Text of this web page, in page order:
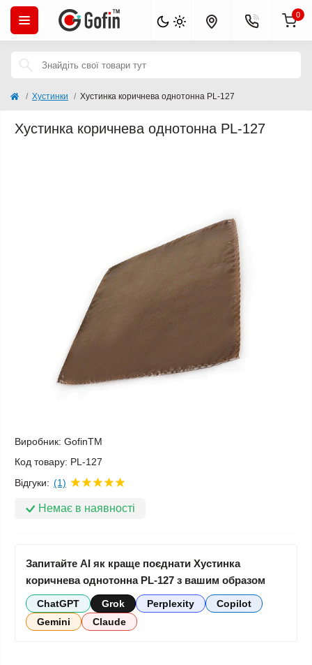
0
Хустинки Хустинка коричнева однотонна PL-127
Хустинка коричнева однотонна PL-127
Виробник: GofinTM
Код товару: PL-127
Відгуки: (1)
Немає в наявності
Запитайте AI як краще поєднати Хустинка
коричнева однотонна PL-127 з вашим образом
ChatGPT Grok Perplexity
Copilot
Gemini
Claude